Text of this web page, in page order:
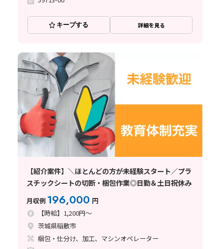
キープする 詳細を見る
【紹介案件】＼ほとんどの方が未経験スタート／プラ
スチックシートの切断・梱包作業◎日勤＆土日祝休み
月収例 196,000 円
【時給】1,200円～
茨城県稲敷市
梱包・仕分け、加工、マシンオペレーター